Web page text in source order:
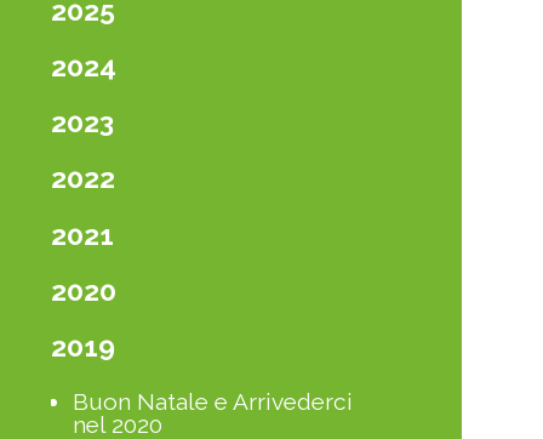
2025
2024
2023
2022
2021
2020
2019
Buon Natale e Arrivederci
nel 2020